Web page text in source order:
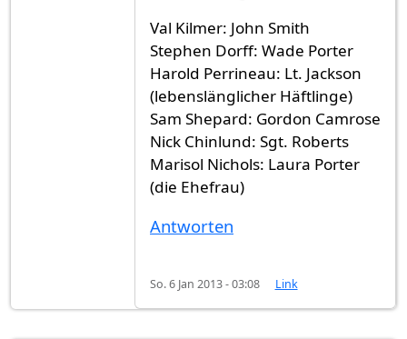
Val Kilmer: John Smith
Stephen Dorff: Wade Porter
Harold Perrineau: Lt. Jackson
(lebenslänglicher Häftlinge)
Sam Shepard: Gordon Camrose
Nick Chinlund: Sgt. Roberts
Marisol Nichols: Laura Porter
(die Ehefrau)
Antworten
So. 6 Jan 2013 - 03:08 Link